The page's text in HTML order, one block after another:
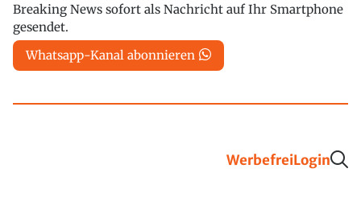
Breaking News sofort als Nachricht auf Ihr Smartphone
gesendet.
Whatsapp-Kanal abonnieren
WerbefreiLogin